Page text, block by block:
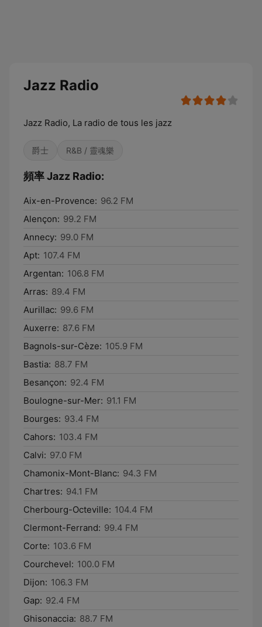
Jazz Radio
Jazz Radio, La radio de tous les jazz
爵士 R&B / 靈魂樂
頻率 Jazz Radio:
Aix-en-Provence: 96.2 FM
Alençon: 99.2 FM
Annecy: 99.0 FM
Apt: 107.4 FM
Argentan: 106.8 FM
Arras: 89.4 FM
Aurillac: 99.6 FM
Auxerre: 87.6 FM
Bagnols-sur-Cèze: 105.9 FM
Bastia: 88.7 FM
Besançon: 92.4 FM
Boulogne-sur-Mer: 91.1 FM
Bourges: 93.4 FM
Cahors: 103.4 FM
Calvi: 97.0 FM
Chamonix-Mont-Blanc: 94.3 FM
Chartres: 94.1 FM
Cherbourg-Octeville: 104.4 FM
Clermont-Ferrand: 99.4 FM
Corte: 103.6 FM
Courchevel: 100.0 FM
Dijon: 106.3 FM
Gap: 92.4 FM
Ghisonaccia: 88.7 FM